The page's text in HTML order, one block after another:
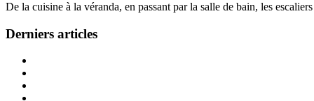
De la cuisine à la véranda, en passant par la salle de bain, les
Derniers articles